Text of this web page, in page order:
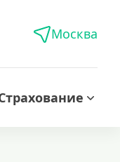
Москва